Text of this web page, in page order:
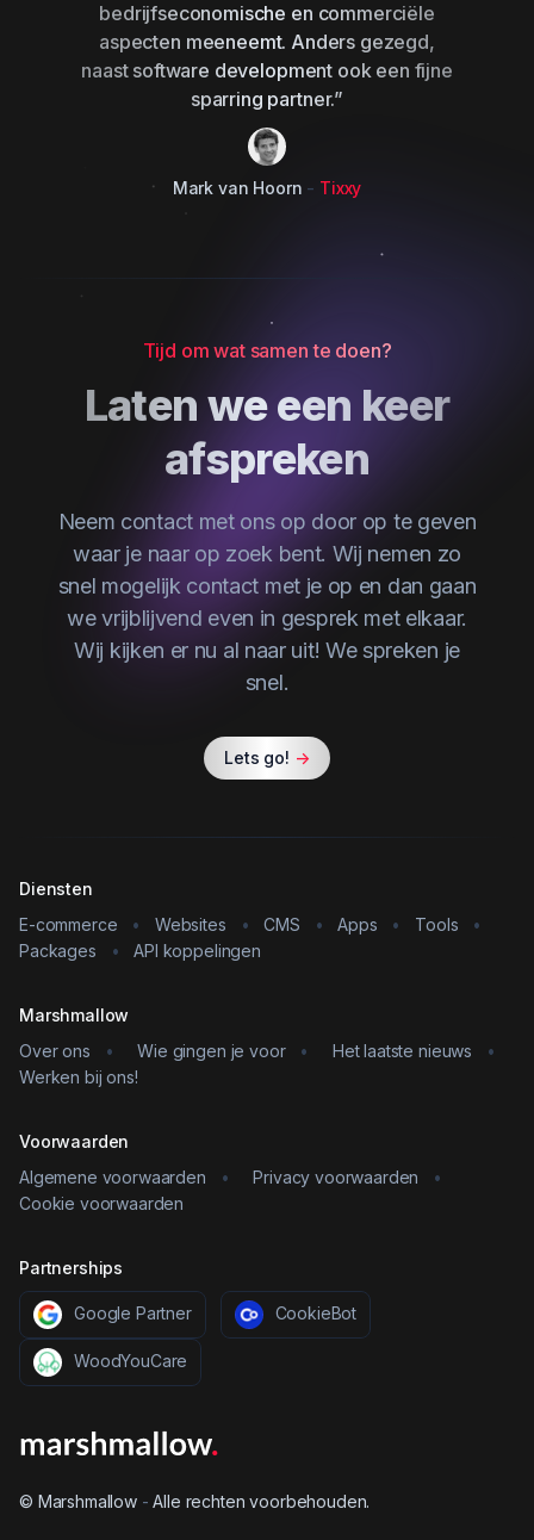
bedrijfseconomische en commerciële
aspecten meeneemt. Anders gezegd,
naast software development ook een fijne
sparring partner.”
Mark van Hoorn - Tixxy
Tijd om wat samen te doen?
Laten we een keer
afspreken
Neem contact met ons op door op te geven
waar je naar op zoek bent. Wij nemen zo
snel mogelijk contact met je op en dan gaan
we vrijblijvend even in gesprek met elkaar.
Wij kijken er nu al naar uit! We spreken je
snel.
Lets go! ->
© Marshmallow - Alle rechten voorbehouden.
Diensten
E-commerce
• Websites • CMS • Apps • Tools
•
Packages
• API koppelingen
Marshmallow
Over ons
• Wie gingen je voor • Het laatste nieuws
•
Werken bij ons!
Voorwaarden
Algemene voorwaarden
• Privacy voorwaarden
•
Cookie voorwaarden
Partnerships
Google Partner CookieBot
WoodYouCare